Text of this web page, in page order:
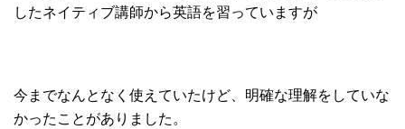
したネイティブ講師から英語を習っていますが
今までなんとなく使えていたけど、明確な理解をしていな
かったことがありました。